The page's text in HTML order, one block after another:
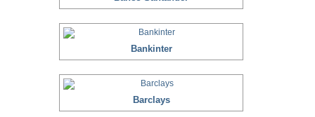
Bankinter
Barclays